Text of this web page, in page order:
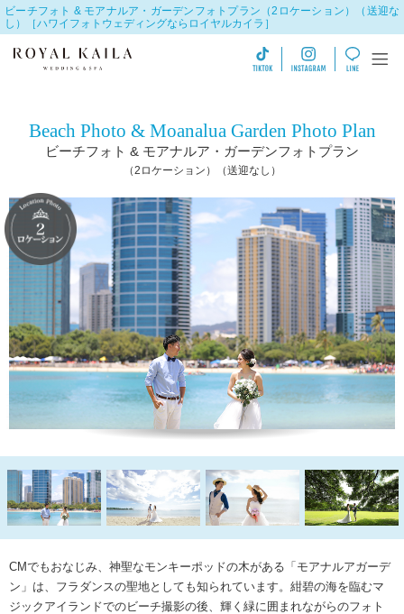
ビーチフォト & モアナルア・ガーデンフォトプラン（2ロケーション）（送迎な
し）［ハワイフォトウェディングならロイヤルカイラ］
Beach Photo & Moanalua Garden Photo Plan
ビーチフォト & モアナルア・ガーデンフォトプラン
（2ロケーション）（送迎なし）
CMでもおなじみ、神聖なモンキーポッドの木がある「モアナルアガーデ
ン」は、 フラダンスの聖地としても知られています。紺碧の海を臨むマ
ジックアイランドでのビーチ撮影の後、 輝く緑に囲まれながらのフォト